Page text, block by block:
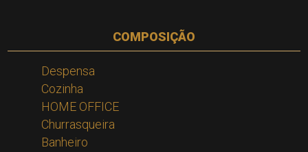
COMPOSIÇÃO
Despensa
Cozinha
HOME OFFICE
Churrasqueira
Banheiro